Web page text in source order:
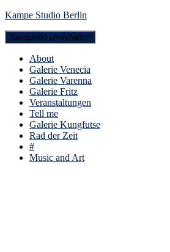
Kampe Studio Berlin
Navigation umschalten
About
Galerie Venecia
Galerie Varenna
Galerie Fritz
Veranstaltungen
Tell me
Galerie Kungfutse
Rad der Zeit
#
Music and Art